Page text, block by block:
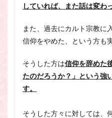
していれば、また話は変わ
また、過去にカルト宗教に
信仰をやめた、という方も
そうした方は信仰を辞めた
たのだろうか？」という強
す。
そうした方々に対しては、